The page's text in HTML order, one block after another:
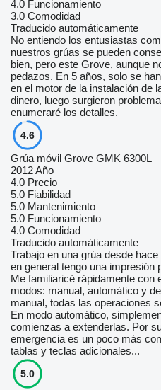
4.0 Funcionamiento
3.0 Comodidad
Traducido automáticamente
No entiendo los entusiastas
nuestros grúas se pueden
bien, pero este Grove, aunque
pedazos. En 5 años, solo se
en el motor de la instalación de
dinero, luego surgieron
enumeraré los detalles.
4.6
Grúa móvil Grove GMK 6300L
2012 Año
4.0 Precio
5.0 Fiabilidad
5.0 Mantenimiento
5.0 Funcionamiento
4.0 Comodidad
Traducido automáticamente
Trabajo en una grúa desde
en general tengo una impresión
Me familiaricé rápidamente con
modos: manual, automático y
manual, todas las operaciones
En modo automático,
comienzas a extenderlas. Por
emergencia es un poco más
tablas y teclas adicionales...
5.0